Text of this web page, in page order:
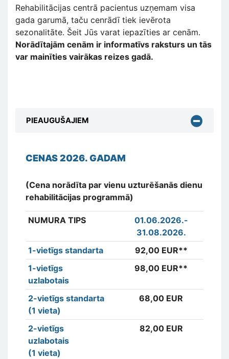
Rehabilitācijas centrā pacientus uzņemam visa
gada garumā, taču cenrādī tiek ievērota
sezonalitāte. Šeit Jūs varat iepazīties ar cenām.
Norādītajām cenām ir informatīvs raksturs un tās
var mainīties vairākas reizes gadā.
PIEAUGUŠAJIEM
CENAS 2026. GADAM
(Cena norādīta par vienu uzturēšanās dienu
rehabilitācijas programmā)
NUMURA TIPS 01.06.2026.-
31.08.2026.
1-vietīgs standarta
92,00 EUR**
1-vietīgs
uzlabotais
98,00 EUR**
2-vietīgs standarta
(1 vieta)
68,00 EUR
2-vietīgs
uzlabotais
(1 vieta)
82,00 EUR